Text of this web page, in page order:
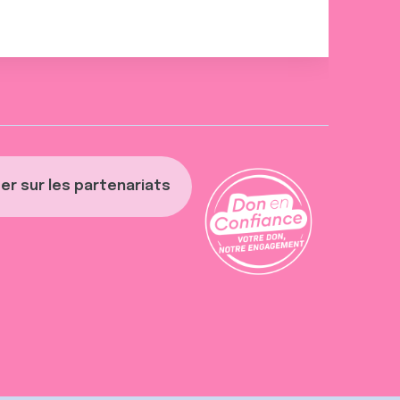
sur les partenariats